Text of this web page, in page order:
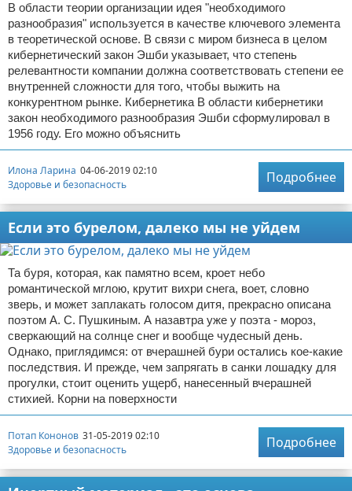
В области теории организации идея "необходимого
разнообразия" используется в качестве ключевого элемента
в теоретической основе. В связи с миром бизнеса в целом
кибернетический закон Эшби указывает, что степень
релевантности компании должна соответствовать степени ее
внутренней сложности для того, чтобы выжить на
конкурентном рынке. Кибернетика В области кибернетики
закон необходимого разнообразия Эшби сформулировал в
1956 году. Его можно объяснить
Илона Ларина 04-06-2019 02:10
Здоровье и безопасность
Подробнее
Если это бурелом, далеко мы не уйдем
Та буря, которая, как памятно всем, кроет небо
романтической мглою, крутит вихри снега, воет, словно
зверь, и может заплакать голосом дитя, прекрасно описана
поэтом А. С. Пушкиным. А назавтра уже у поэта - мороз,
сверкающий на солнце снег и вообще чудесный день.
Однако, приглядимся: от вчерашней бури остались кое-какие
последствия. И прежде, чем запрягать в санки лошадку для
прогулки, стоит оценить ущерб, нанесенный вчерашней
стихией. Корни на поверхности
Потап Кононов 31-05-2019 02:10
Здоровье и безопасность
Подробнее